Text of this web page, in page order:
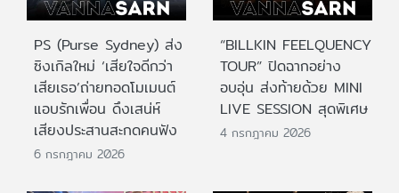
PS (Purse Sydney) ส่ง
ซิงเกิลใหม่ ‘เสียใจดีกว่า
เสียเธอ’ถ่ายทอดโมเมนต์
แอบรักเพื่อน ดึงเสน่ห์
เสียงประสานสะกดคนฟัง
6 กรกฎาคม 2026
“BILLKIN FEELQUENCY
TOUR” ปิดฉากอย่าง
อบอุ่น ส่งท้ายด้วย MINI
LIVE SESSION สุดพิเศษ
4 กรกฎาคม 2026